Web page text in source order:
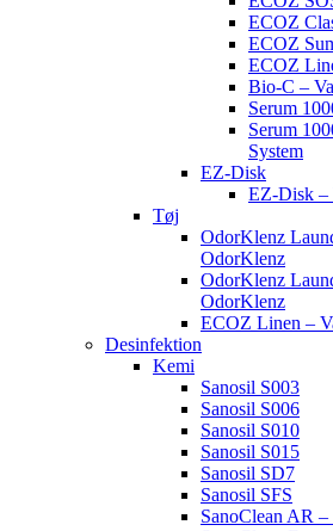
ECOZ
ECOZ
ECOZ
Bio-C –
Serum
Serum
System
EZ-Disk
EZ-Disk –
Tøj
OdorKlenz
OdorKlenz
OdorKlenz
OdorKlenz
ECOZ Linen –
Desinfektion
Kemi
Sanosil S003
Sanosil S006
Sanosil S010
Sanosil S015
Sanosil SD7
Sanosil SFS
SanoClean AR –